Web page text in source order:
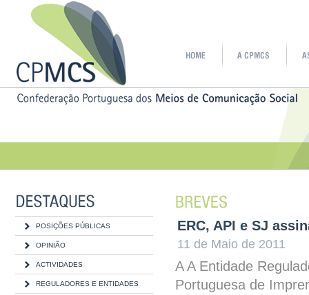
POSIÇÕES PÚBLICAS
OPINIÃO
ACTIVIDADES
REGULADORES E ENTIDADES
ERC, API e SJ
11 de Maio de 2011
A A Entidade
Portuguesa de